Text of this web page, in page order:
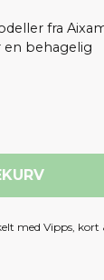
fra
en behagelig
med Vipps, kort